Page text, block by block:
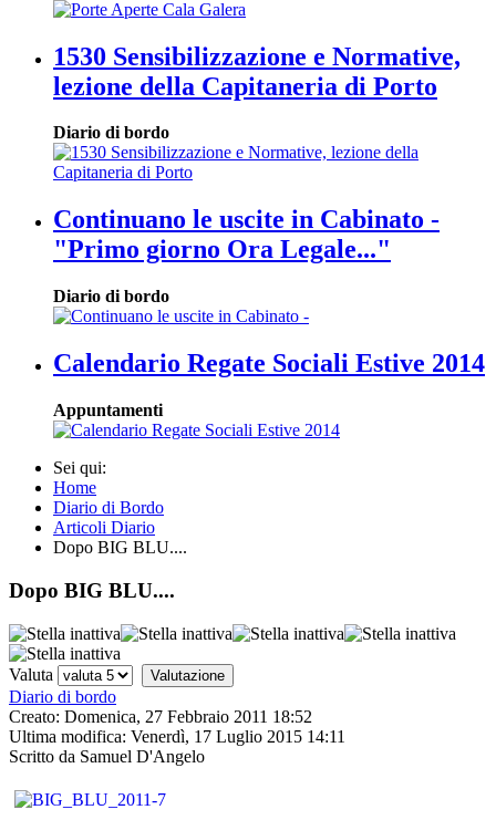
1530 Sensibilizzazione e Normative,
lezione della Capitaneria di Porto
Diario di bordo
Continuano le uscite in Cabinato -
"Primo giorno Ora Legale..."
Diario di bordo
Calendario Regate Sociali Estive 2014
Appuntamenti
Sei qui:
Home
Diario di Bordo
Articoli Diario
Dopo BIG BLU....
Dopo BIG BLU....
Valuta
Diario di bordo
Creato: Domenica, 27 Febbraio 2011 18:52
Ultima modifica: Venerdì, 17 Luglio 2015 14:11
Scritto da Samuel D'Angelo